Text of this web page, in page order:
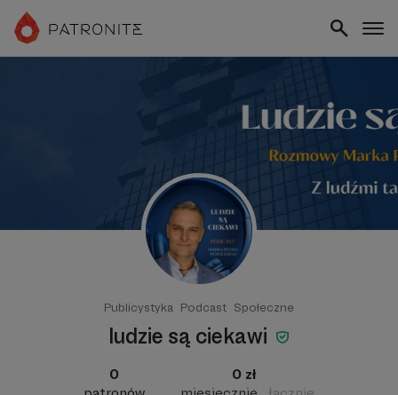
Publicystyka Podcast Społeczne
ludzie są ciekawi
0
0 zł